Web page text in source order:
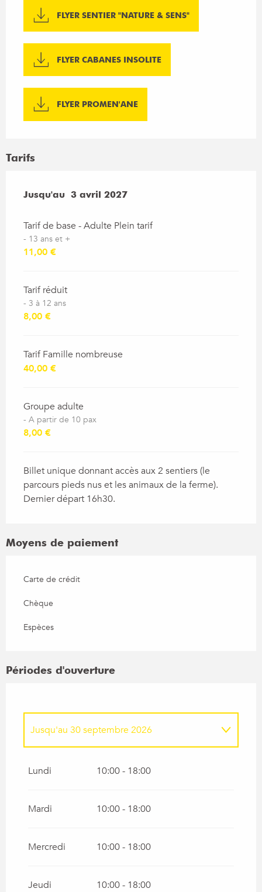
FLYER SENTIER "NATURE & SENS"
FLYER CABANES INSOLITE
FLYER PROMEN'ANE
Tarifs
Du7 avril 2026au3 avril 2027
Jusqu'au 3 avril 2027
Tarif de base - Adulte Plein tarif
- 13 ans et +
11,00 €
Tarif réduit
- 3 à 12 ans
8,00 €
Tarif Famille nombreuse
40,00 €
Groupe adulte
- A partir de 10 pax
8,00 €
Billet unique donnant accès aux 2 sentiers (le
parcours pieds nus et les animaux de la ferme).
Dernier départ 16h30.
Moyens de paiement
Carte de crédit
Chèque
Espèces
Périodes d'ouverture
Jusqu'au 30 septembre 2026
1 octobre 2026
Lundi 10:00 - 18:00
Mardi 10:00 - 18:00
Mercredi 10:00 - 18:00
Jeudi 10:00 - 18:00